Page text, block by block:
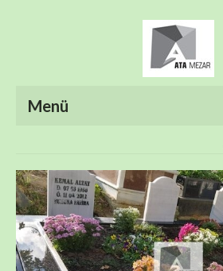
Menü
HAKKIMIZDA
ÜRÜNLER
HİZMETLERİMİZ